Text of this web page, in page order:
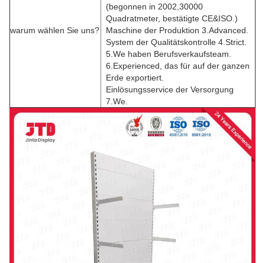
warum wählen Sie uns?
(begonnen in 2002,30000
Quadratmeter, bestätigte CE&ISO.)
Maschine der Produktion 3.Advanced.
System der Qualitätskontrolle 4.Strict.
5.We haben Berufsverkaufsteam.
6.Experienced, das für auf der ganzen
Erde exportiert.
Einlösungsservice der Versorgung
7.We.